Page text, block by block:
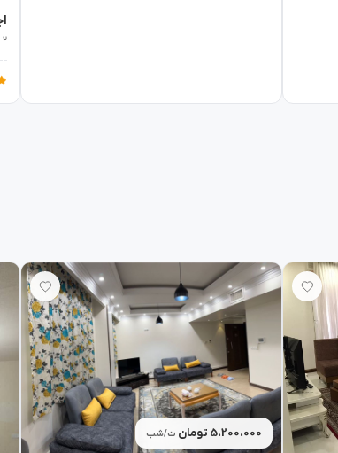
۲ خوابه٬ ۸۰متر٬ تا ۵ مهمان
5،200،000 تومان ت/شب